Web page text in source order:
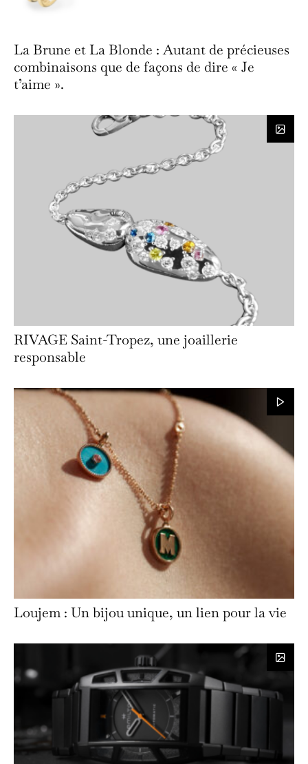
La Brune et La Blonde : Autant de précieuses
combinaisons que de façons de dire « Je
t’aime ».
RIVAGE Saint-Tropez, une joaillerie
responsable
Loujem : Un bijou unique, un lien pour la vie